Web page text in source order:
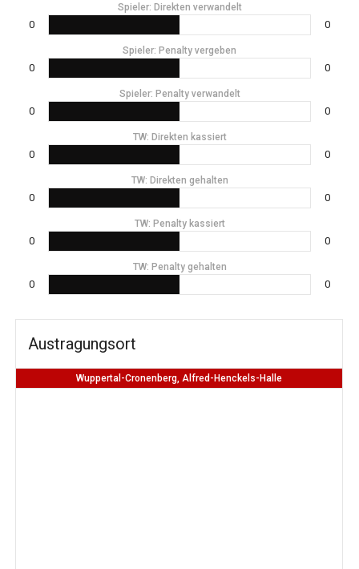
Spieler: Direkten verwandelt
0 0
Spieler: Penalty vergeben
0 0
Spieler: Penalty verwandelt
0 0
TW: Direkten kassiert
0 0
TW: Direkten gehalten
0 0
TW: Penalty kassiert
0 0
TW: Penalty gehalten
0 0
Austragungsort
Wuppertal-Cronenberg, Alfred-Henckels-Halle